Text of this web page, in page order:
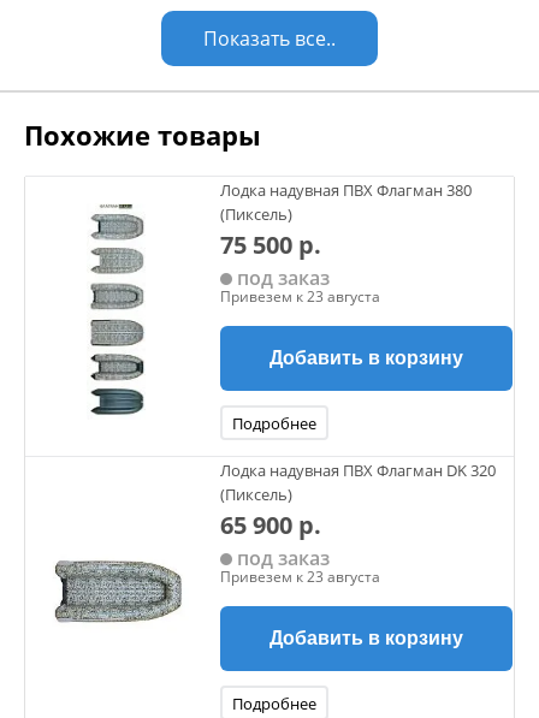
Двухкорпусное маломерное судно состоит из верхнего
надувного корпуса U-образный формы и второго нижнего
надувного корпуса, образующую форму днища, например,
плоскую, килеватую, катамаранную, тримаранную,
маломерных судов, в двухкорпусном маломерном
судне, U-образный надувной верхний корпус и нижний
корпус соединяются друг с др
Показать все..
Похожие товары
Лодка надувная ПВХ Флагман 380
(Пиксель)
75 500 р.
под заказ
Привезем к 23 августа
Добавить в корзину
Подробнее
Лодка надувная ПВХ Флагман DK 320
(Пиксель)
65 900 р.
под заказ
Привезем к 23 августа
Добавить в корзину
Подробнее